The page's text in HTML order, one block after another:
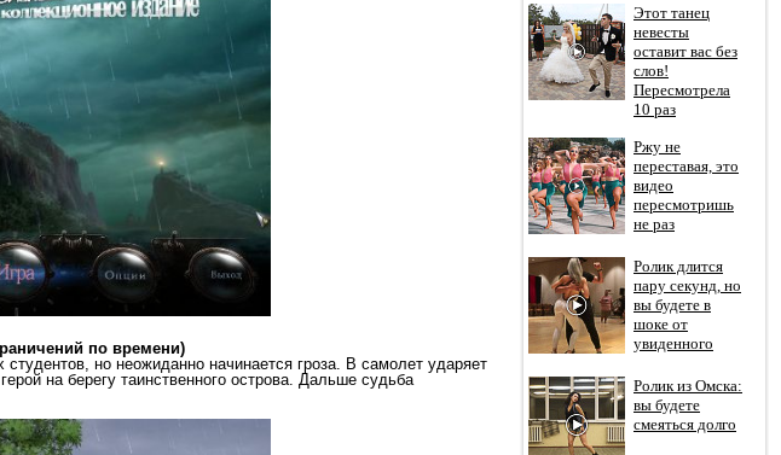
по времени)
но неожиданно начинается гроза. В самолет ударяет
на берегу таинственного острова. Дальше судьба
Этот танец
невесты
оставит вас без
слов!
Пересмотрела
10 раз
Ржу не
переставая, это
видео
пересмотришь
не раз
Ролик длится
пару секунд, но
вы будете в
шоке от
увиденного
Ролик из Омска:
вы будете
смеяться долго